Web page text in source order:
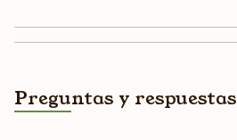
Preguntas y respuestas